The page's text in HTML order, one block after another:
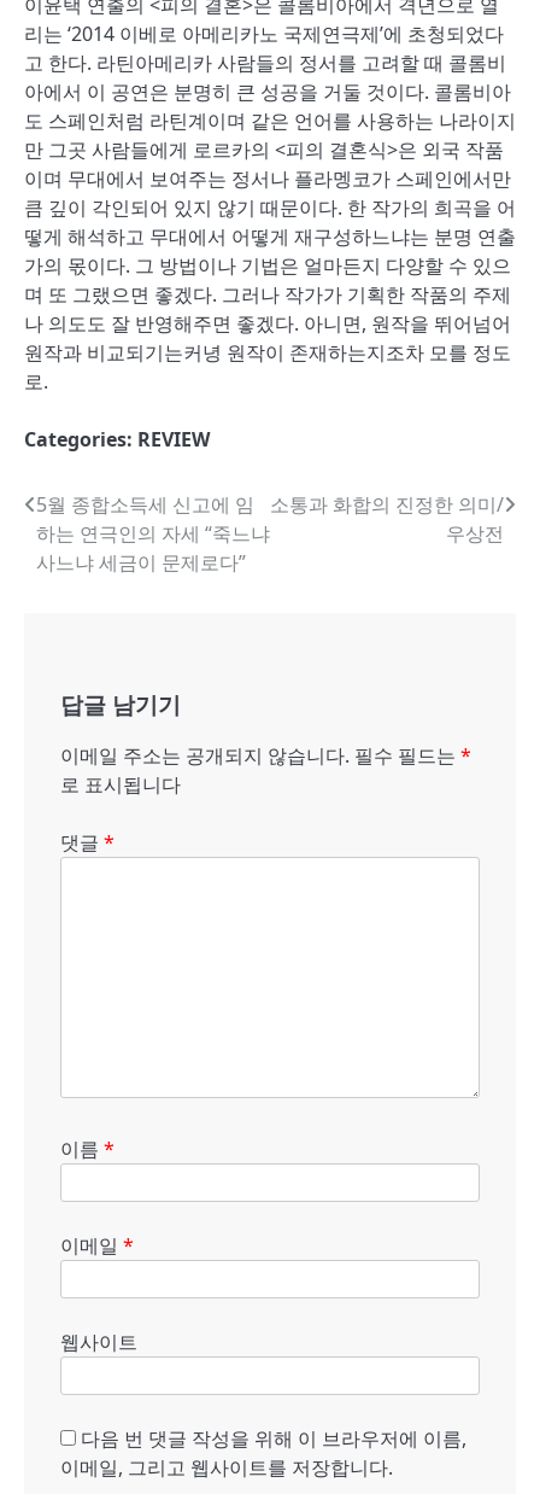
리는 ‘2014 이베로 아메리카노 국제연극제’에 초청되었다
고 한다. 라틴아메리카 사람들의 정서를 고려할 때 콜롬비
아에서 이 공연은 분명히 큰 성공을 거둘 것이다. 콜롬비아
도 스페인처럼 라틴계이며 같은 언어를 사용하는 나라이지
만 그곳 사람들에게 로르카의 <피의 결혼식>은 외국 작품
이며 무대에서 보여주는 정서나 플라멩코가 스페인에서만
큼 깊이 각인되어 있지 않기 때문이다. 한 작가의 희곡을 어
떻게 해석하고 무대에서 어떻게 재구성하느냐는 분명 연출
가의 몫이다. 그 방법이나 기법은 얼마든지 다양할 수 있으
며 또 그랬으면 좋겠다. 그러나 작가가 기획한 작품의 주제
나 의도도 잘 반영해주면 좋겠다. 아니면, 원작을 뛰어넘어
원작과 비교되기는커녕 원작이 존재하는지조차 모를 정도
로.
Categories: REVIEW
글
내
5월 종합소득세 신고에 임
하는 연극인의 자세 “죽느냐
사느냐 세금이 문제로다”
소통과 화합의 진정한 의미/
우상전
답글 남기기
이메일 주소는 공개되지 않습니다. 필수 필드는 *
로 표시됩니다
댓글 *
이름 *
이메일 *
웹사이트
다음 번 댓글 작성을 위해 이 브라우저에 이름,
이메일, 그리고 웹사이트를 저장합니다.